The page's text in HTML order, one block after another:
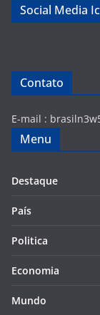
Social Media
Contato
E-mail :
Menu
Destaque
País
Politica
Economia
Mundo